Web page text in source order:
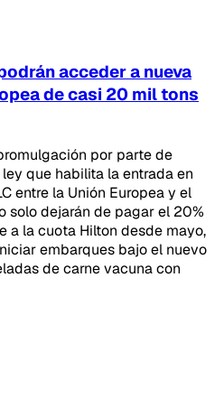
acceder a nueva
de casi 20 mil tons
por parte de
que habilita la entrada en
entre la Unión Europea y el
solo dejarán de pagar el 20%
a la cuota Hilton desde mayo,
embarques bajo el nuevo
de carne vacuna con